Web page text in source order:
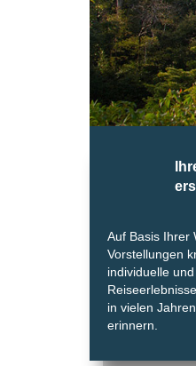
Auf Basis Ihrer
Vorstellungen
individuelle
in vielen
erinnern.